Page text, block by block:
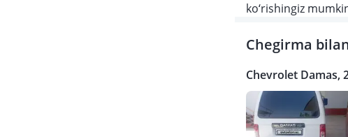
ko‘rishingiz
Chegirma
Chevrolet Damas,